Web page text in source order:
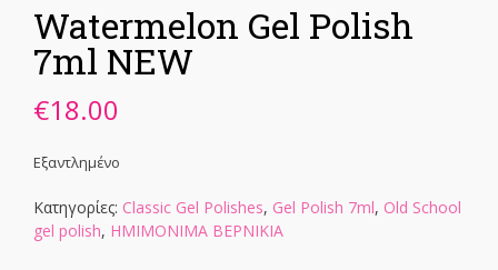
Watermelon Gel Polish
7ml NEW
€18.00
Εξαντλημένο
Κατηγορίες: Classic Gel Polishes, Gel Polish 7ml, Old School
gel polish, ΗΜΙΜΟΝΙΜΑ ΒΕΡΝΙΚΙΑ